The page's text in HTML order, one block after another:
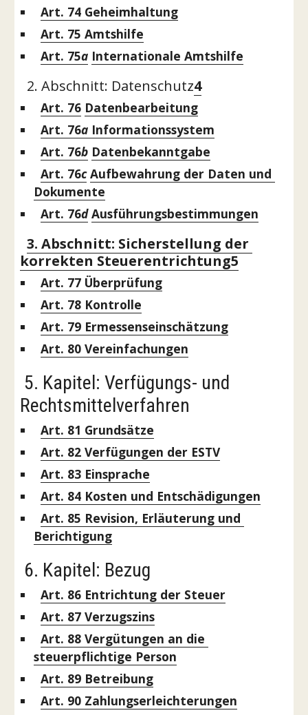
Art. 74 Geheimhaltung
Art. 75 Amtshilfe
Art. 75a Internationale Amtshilfe
  2. Abschnitt: Datenschutz
4
Art. 76 Datenbearbeitung
Art. 76a Informationssystem
Art. 76b Datenbekanntgabe
Art. 76c Aufbewahrung der Daten und
Dokumente
Art. 76d Ausführungsbestimmungen
3. Abschnitt: Sicherstellung der
korrekten Steuerentrichtung5
Art. 77 Überprüfung
Art. 78 Kontrolle
Art. 79 Ermessenseinschätzung
Art. 80 Vereinfachungen
Rechtsmittelverfahren
Art. 81 Grundsätze
Art. 82 Verfügungen der ESTV
Art. 83 Einsprache
Art. 84 Kosten und Entschädigungen
Art. 85 Revision, Erläuterung und
Berichtigung
6. Kapitel: Bezug
Art. 86 Entrichtung der Steuer
Art. 87 Verzugszins
Art. 88 Vergütungen an die
steuerpflichtige Person
Art. 89 Betreibung
Art. 90 Zahlungserleichterungen